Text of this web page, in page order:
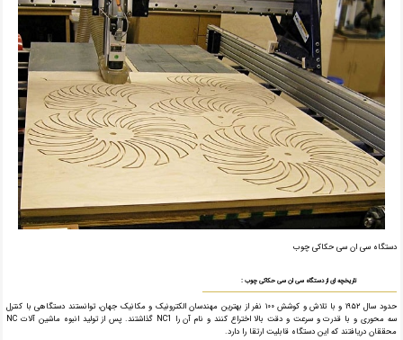
دستگاه سی ان سی حکاکی چوب
تاریخچه ای از دستگاه سی ان سی حکاکی چوب :
حدود سال ۱۹۵۲ و با تلاش و کوشش ۱۰۰ نفر از بهترین مهندسان الکترونیک و مکانیک جهان، توانستند دستگاهی با کنترل
سه محوری و با قدرت و سرعت و دقت بالا اختراع کنند و نام آن را NC1 گذاشتند. پس از تولید انبوه ماشین آلات NC
محققان دریافتند که این دستگاه قابلیت ارتقا را دارد.